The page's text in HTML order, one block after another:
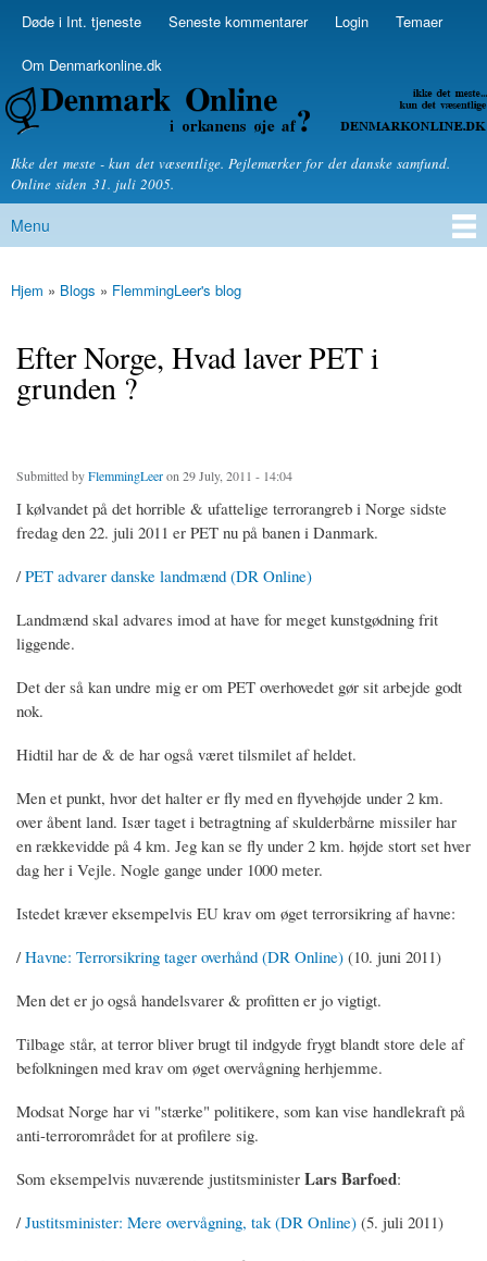
Skip to
Secondary menu
Døde i Int. tjeneste Seneste kommentarer Login Temaer
Om Denmarkonline.dk
Denmarkonline.dk - blognyheder om politik
Ikke det meste - kun det væsentlige. Pejlemærker for det danske samfund.
Online siden 31. juli 2005.
Main menu
Menu
You are here
Hjem » Blogs » FlemmingLeer's blog
Efter Norge, Hvad laver PET i
grunden ?
Submitted byFlemmingLeeron 29 July, 2011 - 14:04
I kølvandet på det horrible & ufattelige terrorangreb i Norge sidste
fredag den 22. juli 2011 er PET nu på banen i Danmark.
/PET advarer danske landmænd (DR Online)
Landmænd skal advares imod at have for meget kunstgødning frit
liggende.
Det der så kan undre mig er om PET overhovedet gør sit arbejde godt
nok.
Hidtil har de & de har også været tilsmilet af heldet.
Men et punkt, hvor det halter er fly med en flyvehøjde under 2 km.
over åbent land. Især taget i betragtning af skulderbårne missiler har
en rækkevidde på 4 km. Jeg kan se fly under 2 km. højde stort set hver
dag her i Vejle. Nogle gange under 1000 meter.
Istedet kræver eksempelvis EU krav om øget terrorsikring af havne:
/Havne: Terrorsikring tager overhånd (DR Online) (10. juni 2011)
Men det er jo også handelsvarer & profitten er jo vigtigt.
Tilbage står, at terror bliver brugt til indgyde frygt blandt store dele af
befolkningen med krav om øget overvågning herhjemme.
Modsat Norge har vi "stærke" politikere, som kan vise handlekraft på
anti-terrorområdet for at profilere sig.
Som eksempelvis nuværende justitsminister Lars Barfoed:
/Justitsminister: Mere overvågning, tak (DR Online) (5. juli 2011)